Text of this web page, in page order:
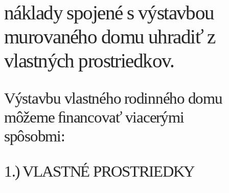
náklady spojené s výstavbou
murovaného domu uhradiť z
vlastných prostriedkov.
Výstavbu vlastného rodinného domu
môžeme ﬁnancovať viacerými
spôsobmi:
1.) VLASTNÉ PROSTRIEDKY